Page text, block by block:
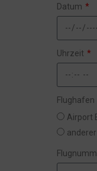
Datum
Uhrzeit
Flughafen
Airport